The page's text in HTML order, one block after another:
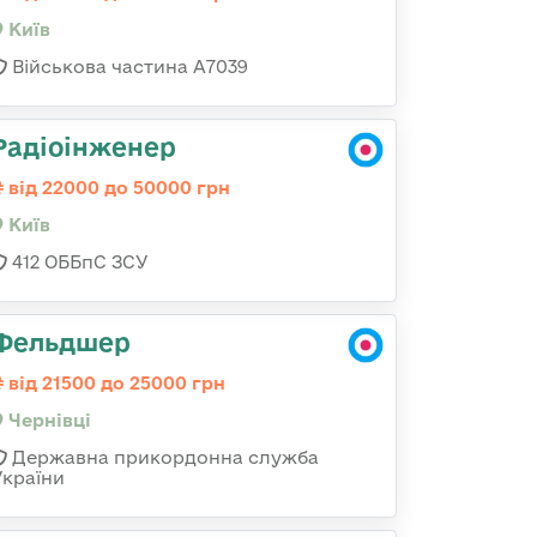
Київ
Військова частина А7039
від 22000 до 50000 грн
Київ
412 ОББпС ЗСУ
від 21500 до 25000 грн
Чернівці
Державна прикордонна служба